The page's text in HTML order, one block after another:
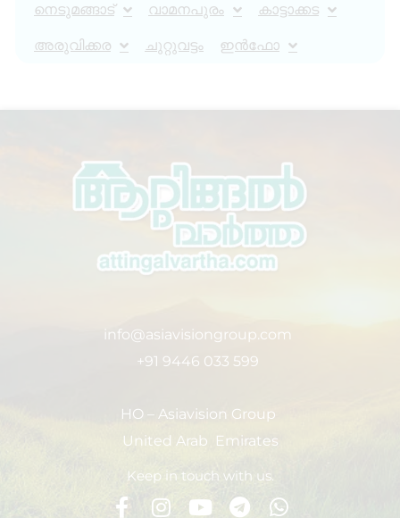
നെടുമങ്ങാട് വാമനപുരം കാട്ടാക്കട
അരുവിക്കര ചുറ്റുവട്ടം ഇൻഫോ
info@asiavisiongroup.com
+91 9446 033 599
HO – Asiavision Group
United Arab Emirates
Keep in touch with us.